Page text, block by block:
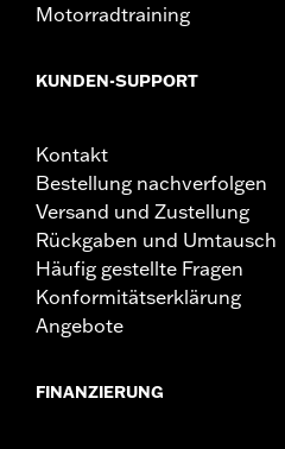
Motorradtraining
KUNDEN-SUPPORT
Kontakt
Bestellung nachverfolgen
Versand und Zustellung
Rückgaben und Umtausch
Häufig gestellte Fragen
Konformitätserklärung
Angebote
FINANZIERUNG